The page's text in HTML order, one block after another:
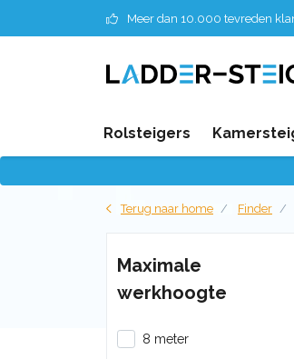
Meer dan 10.000 tevreden
Rolsteigers
Terug naar home Finder
Maximale
werkhoogte
8 meter